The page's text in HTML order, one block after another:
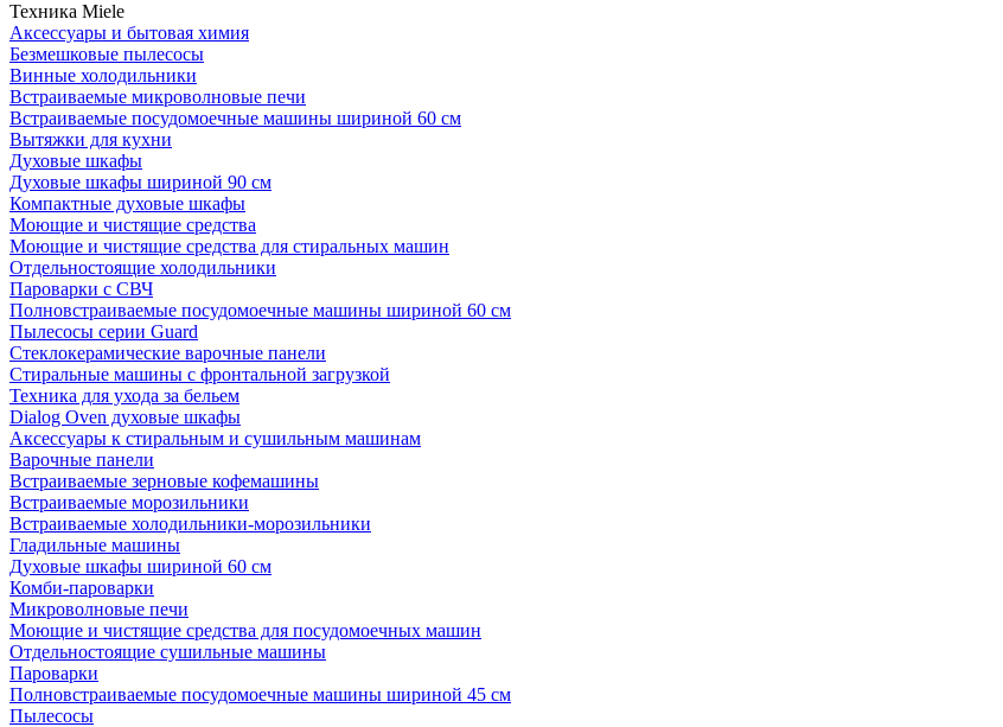
Техника Miele
Аксессуары и бытовая химия
Безмешковые пылесосы
Винные холодильники
Встраиваемые микроволновые печи
Встраиваемые посудомоечные машины шириной 60 см
Вытяжки для кухни
Духовые шкафы
Духовые шкафы шириной 90 см
Компактные духовые шкафы
Моющие и чистящие средства
Моющие и чистящие средства для стиральных машин
Отдельностоящие холодильники
Пароварки с СВЧ
Полновстраиваемые посудомоечные машины шириной 60 см
Пылесосы серии Guard
Стеклокерамические варочные панели
Стиральные машины с фронтальной загрузкой
Техника для ухода за бельем
Dialog Oven духовые шкафы
Аксессуары к стиральным и сушильным машинам
Варочные панели
Встраиваемые зерновые кофемашины
Встраиваемые морозильники
Встраиваемые холодильники-морозильники
Гладильные машины
Духовые шкафы шириной 60 см
Комби-пароварки
Микроволновые печи
Моющие и чистящие средства для посудомоечных машин
Отдельностоящие сушильные машины
Пароварки
Полновстраиваемые посудомоечные машины шириной 45 см
Пылесосы